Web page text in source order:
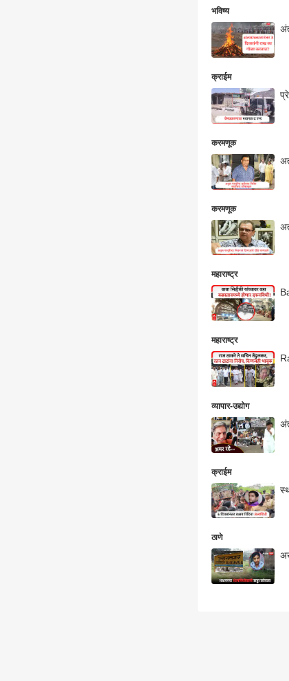
भविष्य
क्राईम
करमणूक
करमणूक
महाराष्ट्र
महाराष्ट्र
व्यापार-उद्योग
क्राईम
ठाणे